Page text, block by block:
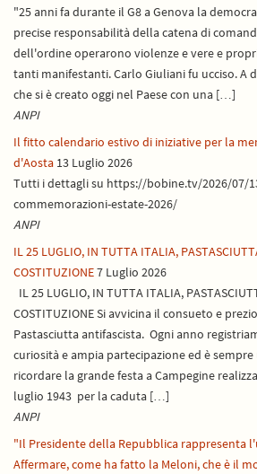
"25 anni fa durante il G8 a Genova la
precise responsabilità della catena di
dell'ordine operarono violenze e vere e
tanti manifestanti. Carlo Giuliani fu ucciso. A
che si è creato oggi nel Paese con una […]
ANPI
Il fitto calendario estivo di iniziative per la
d'Aosta 13 Luglio 2026
Tutti i dettagli su https://bobine.tv/2026/07/
commemorazioni-estate-2026/
ANPI
IL 25 LUGLIO, IN TUTTA ITALIA,
COSTITUZIONE7 Luglio 2026
IL 25 LUGLIO, IN TUTTA ITALIA,
COSTITUZIONE Si avvicina il consueto e
Pastasciutta antifascista. Ogni anno
curiosità e ampia partecipazione ed è
ricordare la grande festa a Campegine
luglio 1943 per la caduta […]
ANPI
"Il Presidente della Repubblica rappresenta
Affermare, come ha fatto la Meloni, che è il